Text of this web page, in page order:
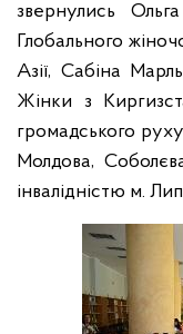
звернулись
Глобального
Азії, Сабіна
Жінки з
громадського
Молдова,
інвалідністю м.